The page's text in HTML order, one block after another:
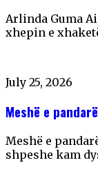
Arlinda Guma
xhepin e
July 25, 2026
Meshë e
Meshë e
shpeshe kam